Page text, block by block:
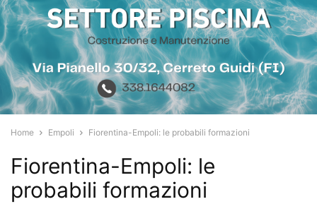
Home Empoli Fiorentina-Empoli: le probabili formazioni
Fiorentina-Empoli: le
probabili formazioni